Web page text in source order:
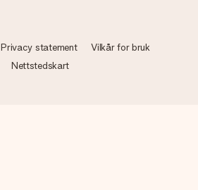
Privacy statement
Vilkår for bruk
Nettstedskart